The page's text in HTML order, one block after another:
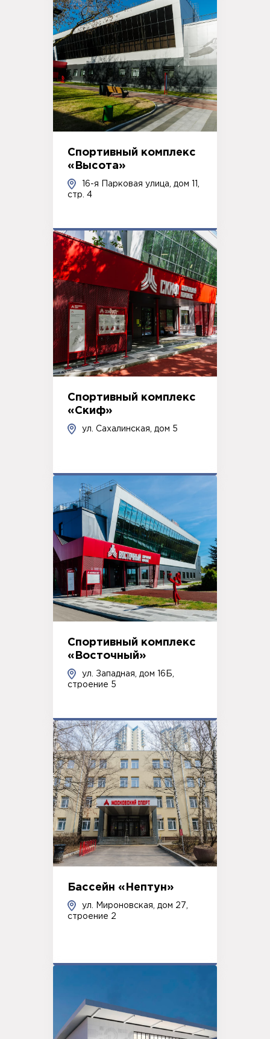
Спортивный комплекс
«Высота»
16-я Парковая улица, дом 11,
стр. 4
Спортивный комплекс
«Скиф»
ул. Сахалинская, дом 5
Спортивный комплекс
«Восточный»
ул. Западная, дом 16Б,
строение 5
Бассейн «Нептун»
ул. Мироновская, дом 27,
строение 2